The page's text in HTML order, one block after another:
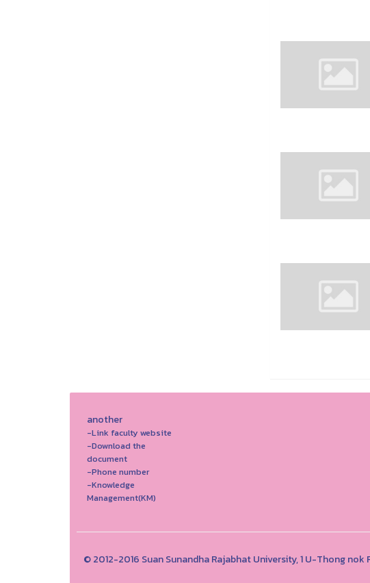
another
-Link faculty website
-Download the
document
-Phone number
-Knowledge
Management(KM)
© 2012-2016 Suan Sunandha Rajabhat University, 1 U-Thong